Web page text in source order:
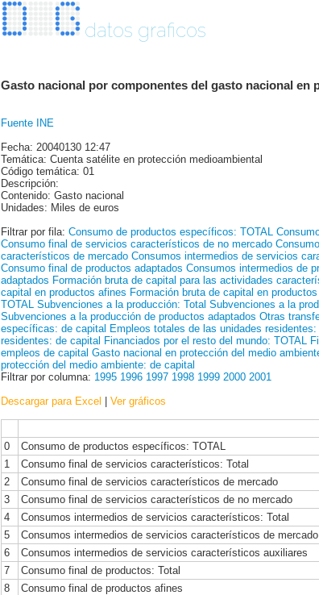
datos graficos
Gasto nacional por componentes del gasto nacional
Fuente INE
Fecha: 20040130 12:47
Temática: Cuenta satélite en protección medioambiental
Código temática: 01
Descripción:
Contenido: Gasto nacional
Unidades: Miles de euros
Filtrar por fila: Consumo de productos específicos: TOTAL
Consumo final de servicios característicos de no mercado
característicos de mercado Consumos intermedios de servicios
Consumo final de productos adaptados Consumos intermedios de
adaptados Formación bruta de capital para las actividades
capital en productos afines Formación bruta de capital en
TOTAL Subvenciones a la producción: Total Subvenciones a la
Subvenciones a la producción de productos adaptados Otras
específicas: de capital Empleos totales de las unidades residentes:
residentes: de capital Financiados por el resto del mundo: TOTAL
empleos de capital Gasto nacional en protección del medio
protección del medio ambiente: de capital
Filtrar por columna: 1995 1996 1997 1998 1999 2000 2001
Descargar para Excel | Ver gráficos
0
Consumo de productos específicos: TOTAL
1
Consumo final de servicios característicos: Total
2
Consumo final de servicios característicos de mercado
3
Consumo final de servicios característicos de no mercado
4
Consumos intermedios de servicios característicos: Total
5
Consumos intermedios de servicios característicos de mercado
6
Consumos intermedios de servicios característicos auxiliares
7
Consumo final de productos: Total
8
Consumo final de productos afines